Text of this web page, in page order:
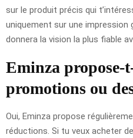
sur le produit précis qui
uniquement sur une impression
donnera la vision la plus fiable
Eminza propose-
promotions ou
Oui, Eminza propose
réductions. Si tu veux acheter